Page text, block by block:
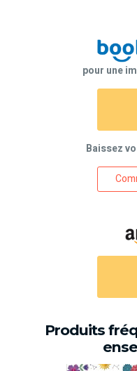
pour une
Baissez
Produits